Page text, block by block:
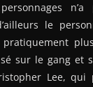
le
pratiquement
sur le gang et
Lee, qui